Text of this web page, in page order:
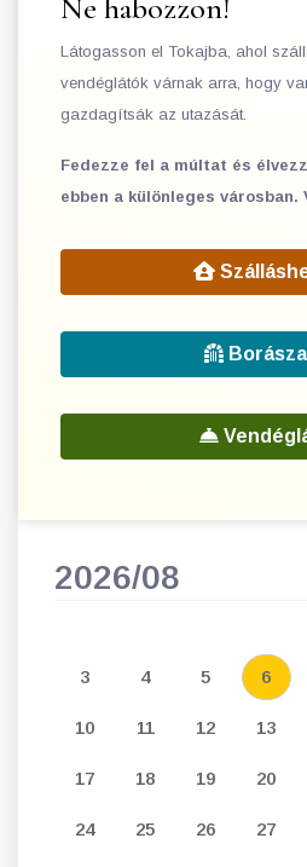
Ne habozzon!
Látogasson el Tokajba, ahol
vendéglátók várnak arra, hogy
gazdagítsák az utazását.
Fedezze fel a múltat és
ebben a különleges városban.
2026/08
3 4 5 6
10 11 12 13
17 18 19 20
24 25 26 27